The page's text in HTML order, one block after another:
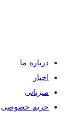
درباره ما
اخبار
میزبانی
حریم خصوصی